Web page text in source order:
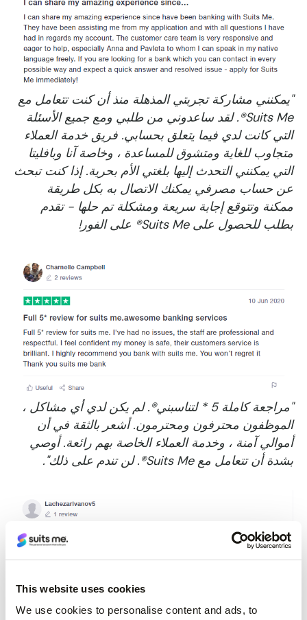
This website uses cookies
We use cookies to personalise content and ads, to
"يمكنني مشاركة تجربتي المذهلة منذ أن كنت تتعامل مع
Suits Me®. لقد ساعدوني من طلبي ومع جميع الأسئلة
التي كانت لدي فيما يتعلق بحسابي. فريق خدمة العملاء
متجاوب للغاية ومتشوق للمساعدة ، وخاصة آنا وبافليتا
التي يمكنني التحدث إليها بلغتي الأم بحرية. إذا كنت تبحث
عن حساب مصرفي يمكنك الاتصال به بكل طريقة
ممكنة وتتوقع إجابة سريعة ومشكلة تم حلها - تقدم
بطلب للحصول على Suits Me® على الفور!
"مراجعة كاملة 5 * لتناسبني®. لم يكن لدي أي مشاكل ،
الموظفون محترفون ومحترمون. أشعر بالثقة في أن
أموالي آمنة ، وخدمة العملاء الخاصة بهم رائعة. أوصي
بشدة أن تتعامل مع Suits Me®. لن تندم على ذلك".
"تطبيق رائع ، من السهل جدا القيام بكل ما تحتاجه على